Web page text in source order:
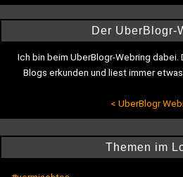
Der UberBlogr-
Ich bin beim UberBlogr-Webring dabei.
Blogs erkunden und liest immer
< UberBlogr
Themen im